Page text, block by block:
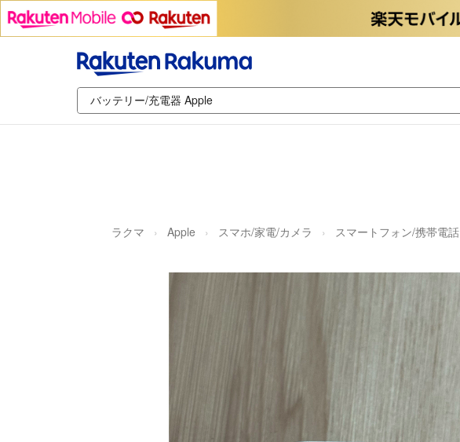
ラクマ Apple スマホ/家電/カメラ スマートフォン/携帯電話